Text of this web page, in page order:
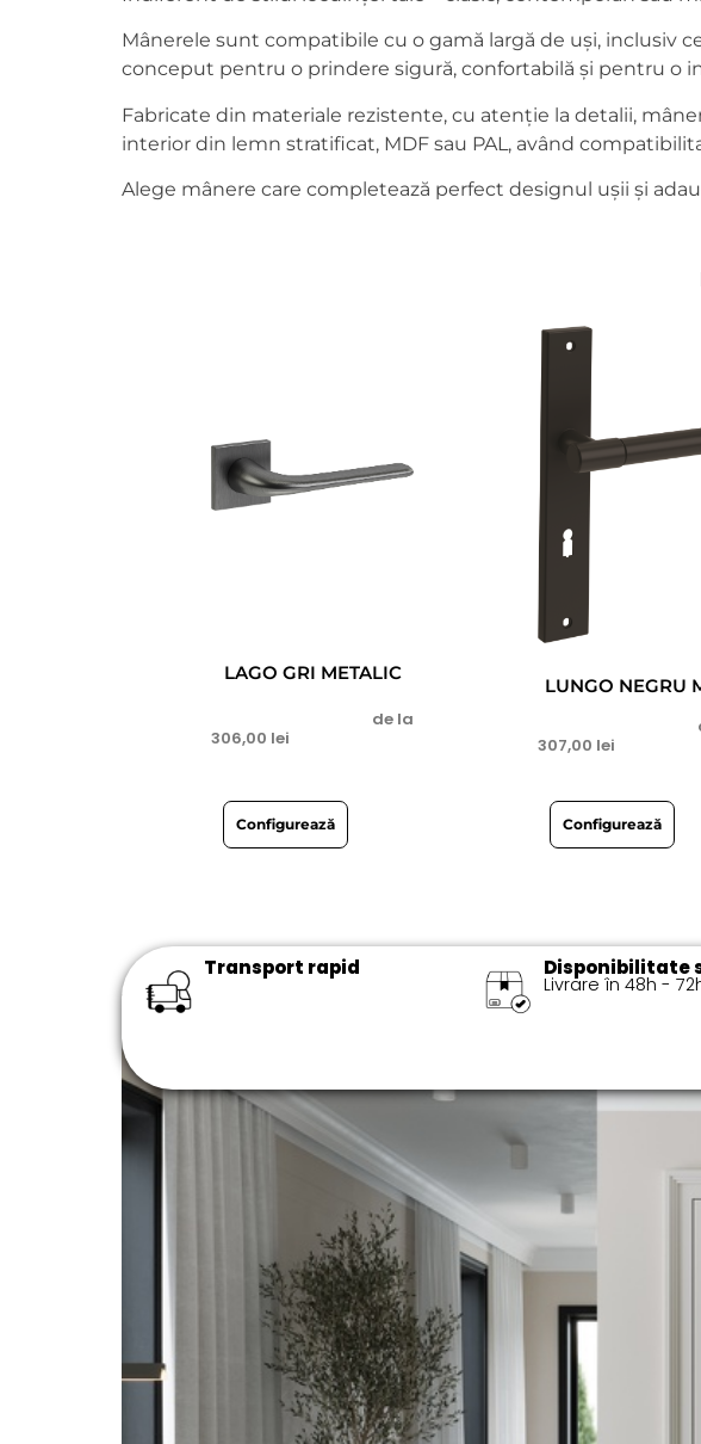
Mânerele sunt compatibile cu o gamă largă de uși, inclusiv
conceput pentru o prindere sigură, confortabilă și pentru o
Fabricate din materiale rezistente, cu atenție la detalii,
interior din lemn stratificat, MDF sau PAL, având
Alege mânere care completează perfect designul ușii și
LAGO GRI METALIC
de la
306,00 lei
Configurează
LUNGO NEGRU
307,00 lei
Configurează
Transport rapid Disponibilitate
Livrare în 48h -